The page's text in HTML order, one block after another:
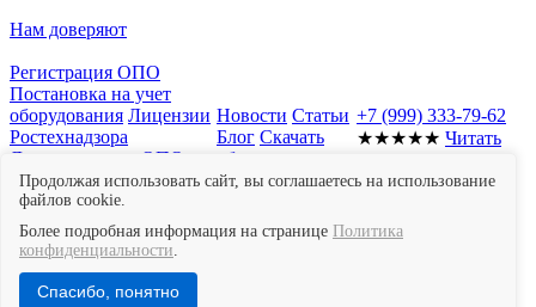
Нам доверяют
Регистрация ОПО
Постановка на учет
оборудования Лицензии
Ростехнадзора
Документы для ОПО
Отчет о
производственном
контроле
Экспертиза
промышленной
безопасности
Новости Статьи
Блог Скачать
образцы
документов Мы
+7 (999) 333-79-62
★★★★★ Читать
Картах
© 2013–2026 «МТК Эксперт». Все права защищены.
Продолжая использовать сайт, вы соглашаетесь на использование
файлов cookie.
Более подробная информация на странице Политика
конфиденциальности.
Спасибо, понятно